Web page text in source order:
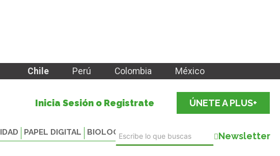
Chile Perú Colombia México
Inicia Sesión o Registrate ÚNETE A PLUS+
PAPEL DIGITAL BIOLOGICALS Newsletter